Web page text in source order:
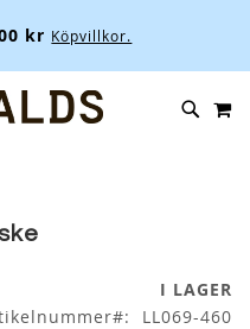
kr Köpvillkor.
SKIP
I LAGER
LL069-460